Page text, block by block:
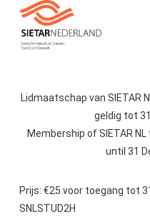
Lidmaatschap van SIETAR
geldig tot
Membership of SIETAR
until 31
Prijs: €25 voor toegang tot
SNLSTUD2H